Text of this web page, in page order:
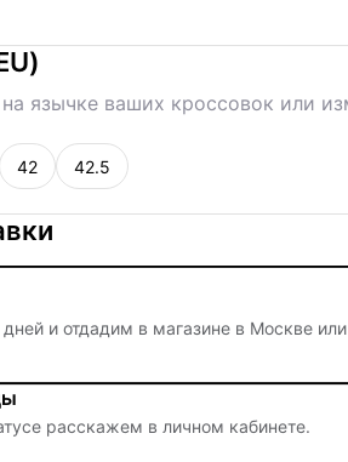
)
язычке ваших кроссовок или
42 42.5
дней и отдадим в магазине в Москве
расскажем в личном кабинете.